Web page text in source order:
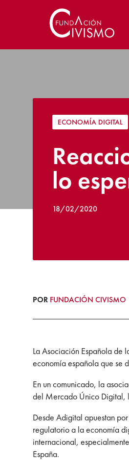
ECONOMÍA DIGITAL
lo
18/02/2020
POR FUNDACIÓN CIVISMO
La Asociación Española de
economía española que se
En un comunicado, la
del Mercado Único Digital,
Desde Adigital apuestan
regulatorio a la economía
internacional,
España.